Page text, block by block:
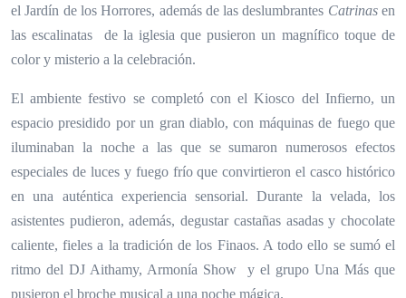
el Jardín de los Horrores, además de las deslumbrantes Catrinasen
las escalinatas de la iglesia que pusieron un magnífico toque de
color y misterio a la celebración.
El ambiente festivo se completó con el Kiosco del Infierno, un
espacio presidido por un gran diablo, con máquinas de fuego que
iluminaban la noche a las que se sumaron numerosos efectos
especiales de luces y fuego frío que convirtieron el casco histórico
en una auténtica experiencia sensorial. Durante la velada, los
asistentes pudieron, además, degustar castañas asadas y chocolate
caliente, fieles a la tradición de los Finaos. A todo ello se sumó el
ritmo del DJ Aithamy, Armonía Show y el grupo Una Más que
pusieron el broche musical a una noche mágica.